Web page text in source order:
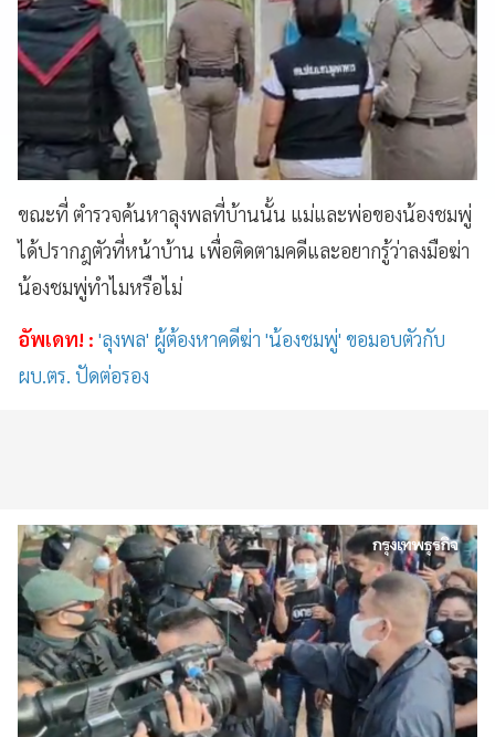
ขณะที่ ตำรวจค้นหาลุงพลที่บ้านนั้น แม่และพ่อของน้องชมพู่
ได้ปรากฎตัวที่หน้าบ้าน เพื่อติดตามคดีและอยากรู้ว่าลงมือฆ่า
น้องชมพู่ทำไมหรือไม่
อัพเดท! : 'ลุงพล' ผู้ต้องหาคดีฆ่า 'น้องชมพู่' ขอมอบตัวกับ
ผบ.ตร. ปัดต่อรอง